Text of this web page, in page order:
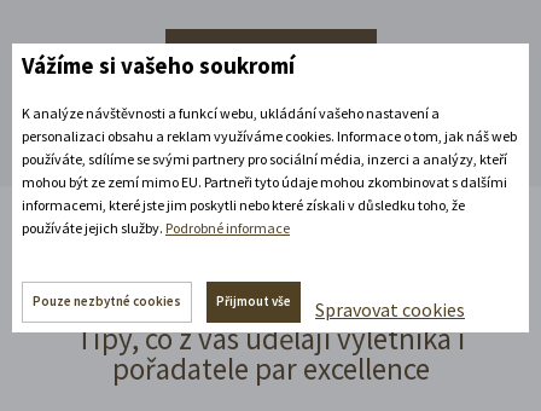
Rozbalte si další akce
Čtěte náš blog!
Tipy, co z vás udělají výletníka i
pořadatele par excellence
Vážíme si vašeho soukromí
K analýze návštěvnosti a funkcí webu, ukládání vašeho nastavení a
personalizaci obsahu a reklam využíváme cookies. Informace o tom, jak náš web
používáte, sdílíme se svými partnery pro sociální média, inzerci a analýzy, kteří
mohou být ze zemí mimo EU. Partneři tyto údaje mohou zkombinovat s dalšími
informacemi, které jste jim poskytli nebo které získali v důsledku toho, že
používáte jejich služby. Podrobné informace
Pouze nezbytné cookies Přijmout vše Spravovat cookies